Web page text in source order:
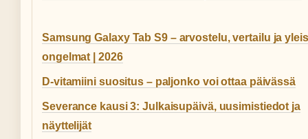
Samsung Galaxy Tab S9 – arvostelu, vertailu ja
ongelmat | 2026
D-vitamiini suositus – paljonko voi ottaa päivässä
Severance kausi 3: Julkaisupäivä, uusimistiedot ja
näyttelijät